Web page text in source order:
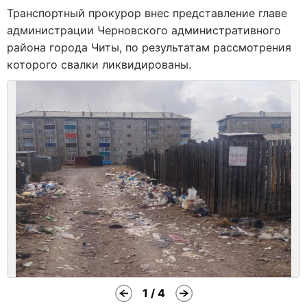
Транспортный прокурор внес представление главе
администрации Черновского административного
района города Читы, по результатам рассмотрения
которого свалки ликвидированы.
1 / 4